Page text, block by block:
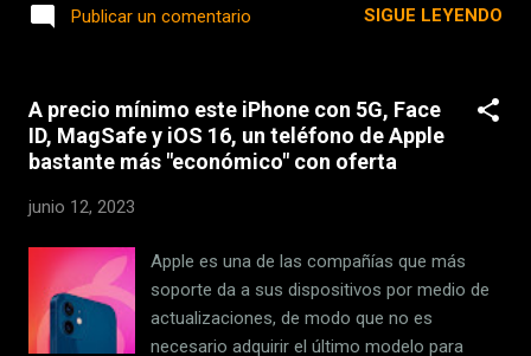
precisión óptica . La compañía lo deja
un equipo que "está marcando la gran
diferencia para el futuro de Apple". No es
para menos, teniendo en cuenta que ayudará
Una huella española en el futuro de las Apple
Vision Pro Los requisitos de los candidatos
son claros. Quien aplique debe demostrar
que puede trabajar en equipo tomando
Publicar un comentario SIGUE LEYENDO
A precio mínimo este iPhone con 5G, Face
ID, MagSafe y iOS 16, un teléfono de Apple
bastante más "económico" con oferta
junio 12, 2023
Apple es una de las compañías que más
soporte da a sus dispositivos por medio de
actualizaciones, de modo que no es
necesario adquirir el último modelo para